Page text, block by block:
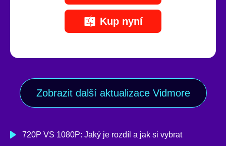
Kup nyní
Zobrazit další aktualizace Vidmore
720P VS 1080P: Jaký je rozdíl a jak si vybrat